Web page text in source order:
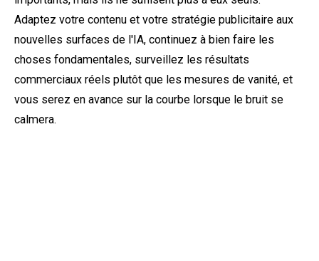
Adaptez votre contenu et votre stratégie publicitaire aux
nouvelles surfaces de l'IA, continuez à bien faire les
choses fondamentales, surveillez les résultats
commerciaux réels plutôt que les mesures de vanité, et
vous serez en avance sur la courbe lorsque le bruit se
calmera.